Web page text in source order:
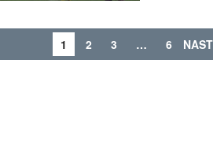
1 2 3 … 6